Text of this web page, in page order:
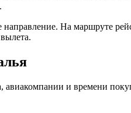
.
На маршруте
авиакомпании и времени